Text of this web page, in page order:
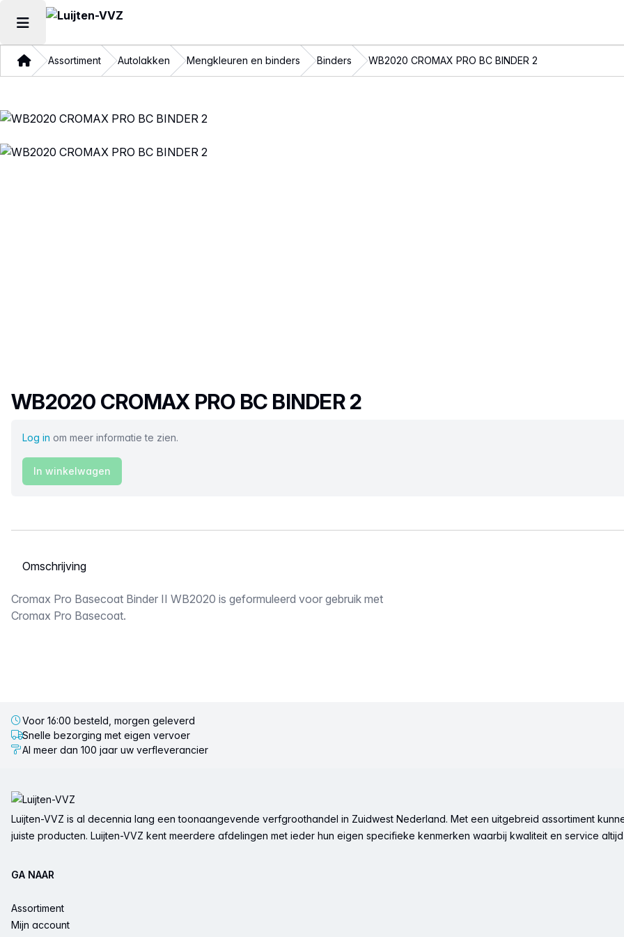
Hoofdmenu openen
ThuisAssortiment Autolakken Mengkleuren en binders Binders WB2020 CROMAX PRO BC BINDER 2
Productnaam
WB2020 CROMAX PRO BC BINDER 2
Log in om meer informatie te zien.
In winkelwagen
Selecteer een tabblad
Omschrijving
Cromax Pro Basecoat Binder II WB2020 is geformuleerd voor gebruik met
Cromax Pro Basecoat.
Voor 16:00 besteld, morgen geleverd
Snelle bezorging met eigen vervoer
Al meer dan 100 jaar uw verfleverancier
Luijten-VVZ is al decennia lang een toonaangevende verfgroothandel in Zuidwest Nederland. Met een uitgebreid assortiment
juiste producten. Luijten-VVZ kent meerdere afdelingen met ieder hun eigen specifieke kenmerken waarbij kwaliteit en service
GA NAAR
Assortiment
Mijn account